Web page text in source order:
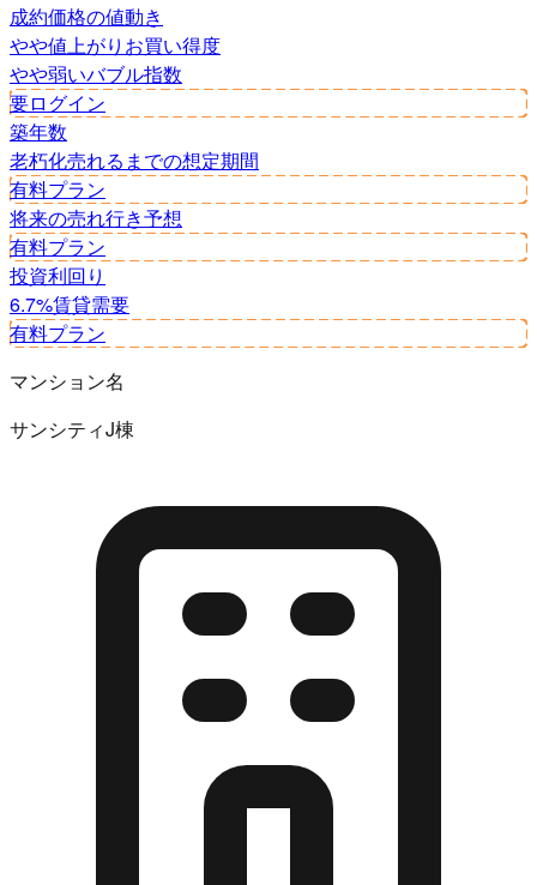
成約価格の値動き
やや値上がり お買い得度
やや弱いバブル指数
要ログイン
築年数
老朽化売れるまでの想定期間
有料プラン
将来の売れ行き予想
有料プラン
投資利回り
6.7%賃貸需要
有料プラン
マンション名
サンシティJ棟